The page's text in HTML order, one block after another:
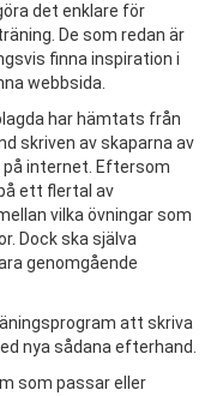
det enklare för
De som redan är
finna inspiration i
webbsida.
har hämtats från
skriven av skaparna av
på internet. Eftersom
ett flertal av
vilka övningar som
Dock ska själva
genomgående
att skriva
nya sådana efterhand.
som passar eller